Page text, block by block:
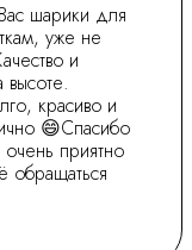
шарики для
уже не
и
красиво и
😄Спасибо
приятно